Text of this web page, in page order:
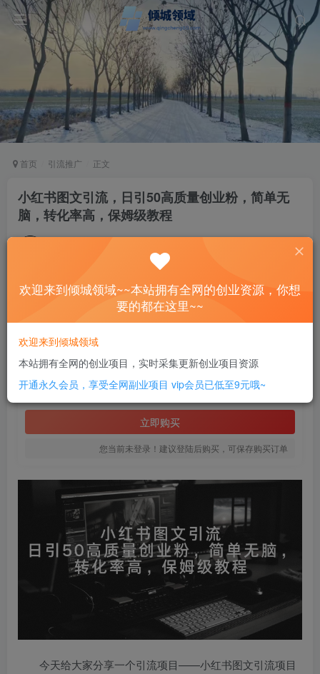
首页 引流推广 正文
小红书图文引流，日引50高质量创业粉，简单无
脑，转化率高，保姆级教程
私信
此内容为付费资源，请付费后查看
￥ 8
SVIP全站会员免费
立即购买
您当前未登录！建议登陆后购买，可保存购买订单
付费资源
今天给大家分享一个引流项目——小红书图文引流项目
欢迎来到倾城领域~~本站拥有全网的创业资源，你想
要的都在这里~~
欢迎来到倾城领域
本站拥有全网的创业项目，实时采集更新创业项目资源
开通永久会员，享受全网副业项目 vip会员已低至9元哦~